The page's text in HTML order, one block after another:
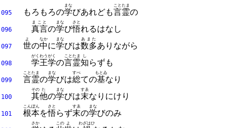
095 もろもろの学
まな
びあれども言霊
ことたま
の
096 真言
まこと
の学
まな
び悟
さと
れるはなし
097 世
よ
の中
なか
に学
まな
びは数多
あまた
ありながら
098 学王学
がくわうがく
の言霊
ことたま
知
し
らずも
099 言霊
ことたま
の学
まな
びは総
すべ
ての基
もとゐ
なり
100 其
その
他
た
の学
まな
びは末
すゑ
なりにけり
101 根本
こんぽん
を悟
さと
らず末
すゑ
の学
まな
びのみ
さか この よ わざはひ